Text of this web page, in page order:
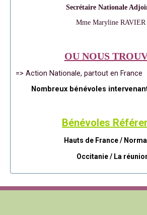
Secrétaire Nationale
Mme Maryline RAVIER
OU NOUS
=> Action Nationale, partout en France
Nombreux bénévoles
Bénévoles
Hauts de France /
Occitanie / La